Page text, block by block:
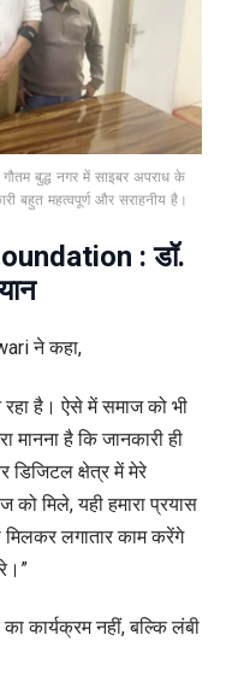
बुद्ध नगर में साइबर अपराध के
बहुत महत्वपूर्ण और सराहनीय है।
: डॉ.
ने कहा,
रहा है। ऐसे में समाज को भी
मानना है कि जानकारी ही
डिजिटल क्षेत्र में मेरे
को मिले, यही हमारा प्रयास
लगातार काम करेंगे
कार्यक्रम नहीं, बल्कि लंबी